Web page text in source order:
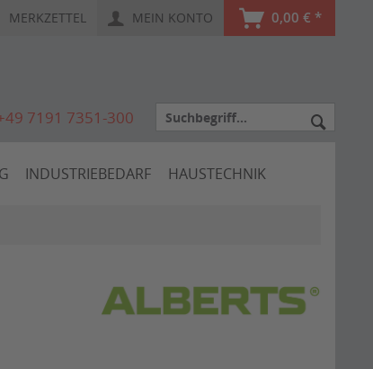
MERKZETTEL MEIN KONTO 0,00 € *
7191 7351-300
INDUSTRIEBEDARF HAUSTECHNIK